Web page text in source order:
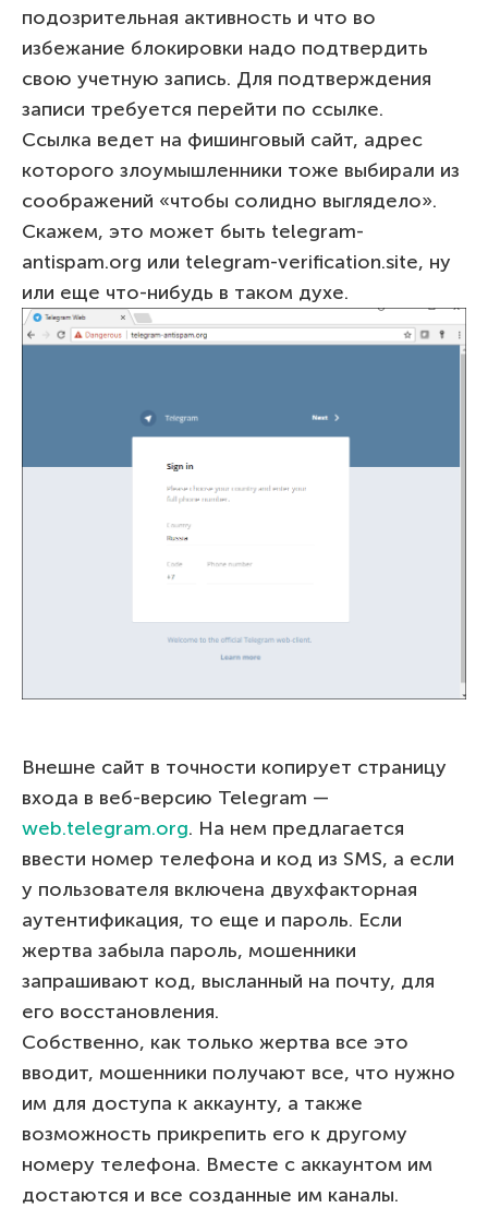
подозрительная активность и что во
избежание блокировки надо подтвердить
свою учетную запись. Для подтверждения
записи требуется перейти по ссылке.
Ссылка ведет на фишинговый сайт, адрес
которого злоумышленники тоже выбирали из
соображений «чтобы солидно выглядело».
Скажем, это может быть telegram-
antispam.org или telegram-verification.site, ну
или еще что-нибудь в таком духе.
Внешне сайт в точности копирует страницу
входа в веб-версию Telegram —
web.telegram.org. На нем предлагается
ввести номер телефона и код из SMS, а если
у пользователя включена двухфакторная
аутентификация, то еще и пароль. Если
жертва забыла пароль, мошенники
запрашивают код, высланный на почту, для
его восстановления.
Собственно, как только жертва все это
вводит, мошенники получают все, что нужно
им для доступа к аккаунту, а также
возможность прикрепить его к другому
номеру телефона. Вместе с аккаунтом им
достаются и все созданные им каналы.